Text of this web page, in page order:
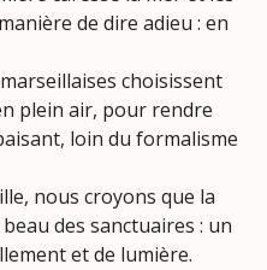
de dire adieu : en
choisissent
plein air, pour rendre
loin du formalisme
nous croyons que la
des sanctuaires : un
et de lumière.